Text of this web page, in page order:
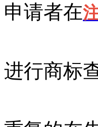
申请者在
进行商标